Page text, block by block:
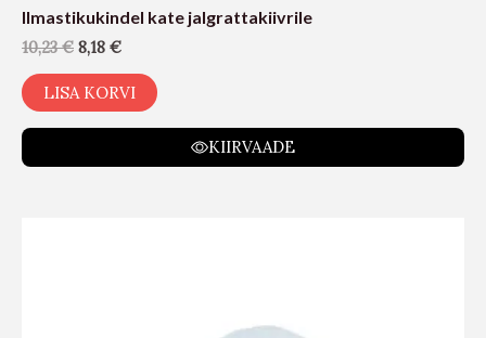
Ilmastikukindel kate jalgrattakiivrile
10,23€ 8,18 €
LISA KORVI
KIIRVAADE